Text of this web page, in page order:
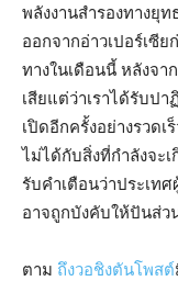
พลังงานสำรองทางยุ
ออกจากอ่าวเปอร์เซี
ทางในเดือนนี้ หลังจา
เสียแต่ว่าเราได้รับป
เปิดอีกครั้งอย่างรวด
ไม่ได้กับสิ่งที่กำลังจะ
รับคำเตือนว่าประเท
อาจถูกบังคับให้ปันส่ว
ตาม ถึงวอชิงตันโพสต์